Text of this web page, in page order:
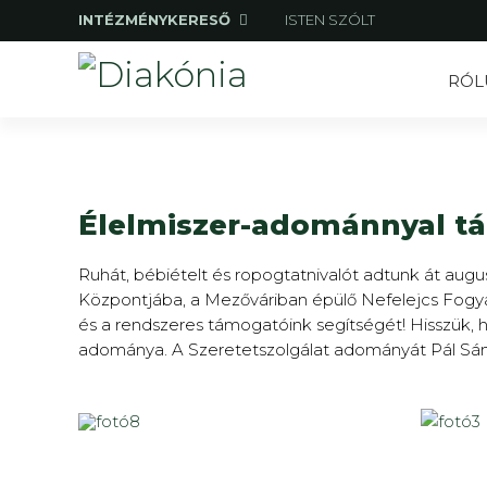
INTÉZMÉNYKERESŐ ISTEN SZÓLT
Élelmiszer-adománnyal
Ruhát, bébiételt és ropogtatnivalót adtunk át
Központjába, a Mezőváriban épülő Nefelejcs
és a rendszeres támogatóink segítségét!
adománya. A Szeretetszolgálat adományát Pál